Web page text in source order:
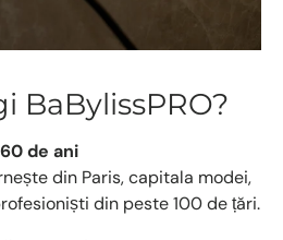
BaBylissPRO?
de ani
din Paris, capitala modei,
din peste 100 de țări.